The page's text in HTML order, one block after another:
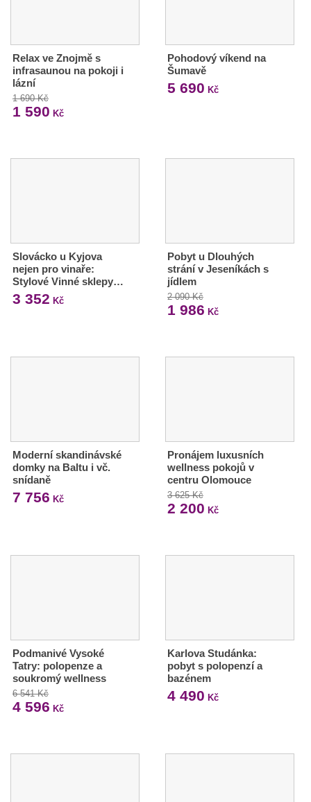
Relax ve Znojmě s
infrasaunou na pokoji i
lázní
1 690 Kč
1 590 Kč
Pohodový víkend na
Šumavě
5 690 Kč
Slovácko u Kyjova
nejen pro vinaře:
Stylové Vinné sklepy…
3 352 Kč
Pobyt u Dlouhých
strání v Jeseníkách s
jídlem
2 090 Kč
1 986 Kč
Moderní skandinávské
domky na Baltu i vč.
snídaně
7 756 Kč
Pronájem luxusních
wellness pokojů v
centru Olomouce
3 625 Kč
2 200 Kč
Podmanivé Vysoké
Tatry: polopenze a
soukromý wellness
6 541 Kč
4 596 Kč
Karlova Studánka:
pobyt s polopenzí a
bazénem
4 490 Kč